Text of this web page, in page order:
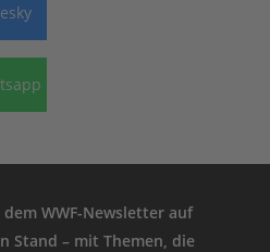
WWF-Newsletter auf
Stand – mit Themen, die